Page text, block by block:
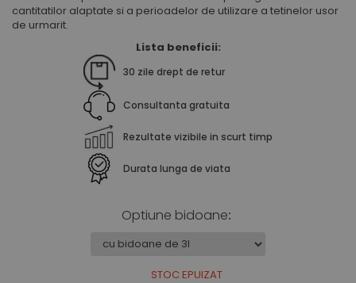
cantitatilor alaptate si a perioadelor de utilizare a tetinelor usor
de urmarit.
Lista beneficii:
30 zile drept de retur
Consultanta gratuita
Rezultate vizibile in scurt timp
Durata lunga de viata
Optiune bidoane:
STOC EPUIZAT